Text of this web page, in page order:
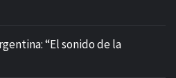
“El sonido de la